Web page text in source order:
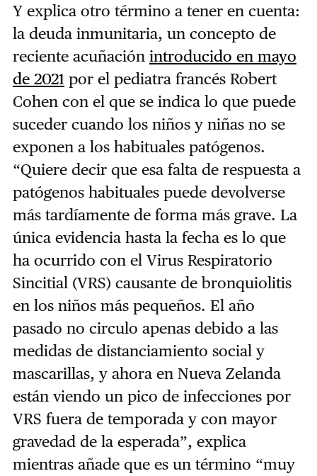
Y explica otro término a tener en cuenta:
la deuda inmunitaria, un concepto de
reciente acuñación introducido en mayo
de 2021 por el pediatra francés Robert
Cohen con el que se indica lo que puede
suceder cuando los niños y niñas no se
exponen a los habituales patógenos.
“Quiere decir que esa falta de respuesta a
patógenos habituales puede devolverse
más tardíamente de forma más grave. La
única evidencia hasta la fecha es lo que
ha ocurrido con el Virus Respiratorio
Sincitial (VRS) causante de bronquiolitis
en los niños más pequeños. El año
pasado no circulo apenas debido a las
medidas de distanciamiento social y
mascarillas, y ahora en Nueva Zelanda
están viendo un pico de infecciones por
VRS fuera de temporada y con mayor
gravedad de la esperada”, explica
mientras añade que es un término “muy